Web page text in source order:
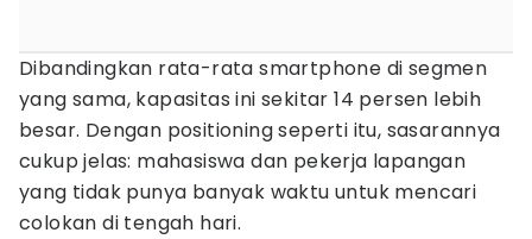
Dibandingkan rata-rata smartphone di segmen
yang sama, kapasitas ini sekitar 14 persen lebih
besar. Dengan positioning seperti itu, sasarannya
cukup jelas: mahasiswa dan pekerja lapangan
yang tidak punya banyak waktu untuk mencari
colokan di tengah hari.